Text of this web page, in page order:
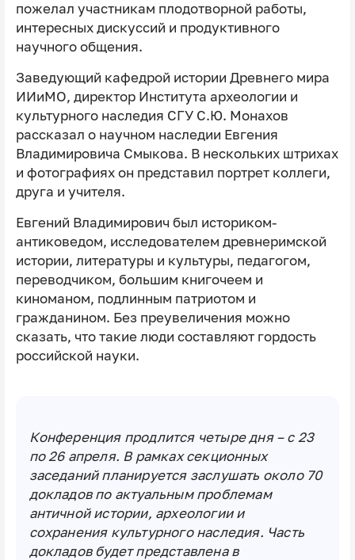
пожелал участникам плодотворной работы,
интересных дискуссий и продуктивного
научного общения.
Заведующий кафедрой истории Древнего мира
ИИиМО, директор Института археологии и
культурного наследия СГУ С.Ю. Монахов
рассказал о научном наследии Евгения
Владимировича Смыкова. В нескольких штрихах
и фотографиях он представил портрет коллеги,
друга и учителя.
Евгений Владимирович был историком-
антиковедом, исследователем древнеримской
истории, литературы и культуры, педагогом,
переводчиком, большим книгочеем и
киноманом, подлинным патриотом и
гражданином. Без преувеличения можно
сказать, что такие люди составляют гордость
российской науки.
Конференция продлится четыре дня – с 23
по 26 апреля. В рамках секционных
заседаний планируется заслушать около 70
докладов по актуальным проблемам
античной истории, археологии и
сохранения культурного наследия. Часть
докладов будет представлена в